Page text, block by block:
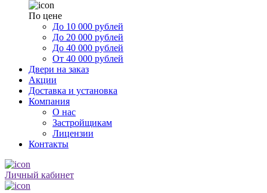
По цене
До 10 000 рублей
До 20 000 рублей
До 40 000 рублей
От 40 000 рублей
Двери на заказ
Акции
Доставка и установка
Компания
О нас
Застройщикам
Лицензии
Контакты
Личный кабинет